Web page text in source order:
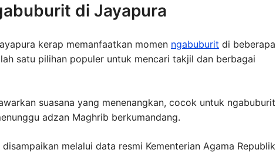
di Jayapura
kerap memanfaatkan momen ngabuburit di beberapa
satu pilihan populer untuk mencari takjil dan berbagai
suasana yang menenangkan, cocok untuk ngabuburit
adzan Maghrib berkumandang.
melalui data resmi Kementerian Agama Republik